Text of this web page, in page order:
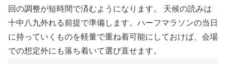
回の調整が短時間で済むようになります。 天候の読みは
十中八九外れる前提で準備します。ハーフマラソンの当日
に持っていくものを軽量で重ね着可能にしておけば、会場
での想定外にも落ち着いて選び直せます。